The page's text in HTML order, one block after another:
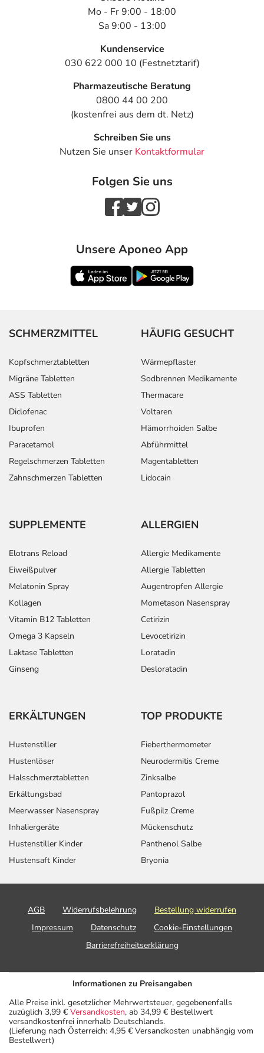
Mo - Fr 9:00 - 18:00
Sa 9:00 - 13:00
Kundenservice
030 622 000 10 (Festnetztarif)
Pharmazeutische Beratung
0800 44 00 200
(kostenfrei aus dem dt. Netz)
Schreiben Sie uns
Nutzen Sie unser Kontaktformular
Folgen Sie uns
Unsere Aponeo App
SCHMERZMITTEL
Kopfschmerztabletten
Migräne Tabletten
ASS Tabletten
Diclofenac
Ibuprofen
Paracetamol
Regelschmerzen Tabletten
Zahnschmerzen Tabletten
HÄUFIG GESUCHT
Wärmepflaster
Sodbrennen Medikamente
Thermacare
Voltaren
Hämorrhoiden Salbe
Abführmittel
Magentabletten
Lidocain
SUPPLEMENTE
Elotrans Reload
Eiweißpulver
Melatonin Spray
Kollagen
Vitamin B12 Tabletten
Omega 3 Kapseln
Laktase Tabletten
Ginseng
ALLERGIEN
Allergie Medikamente
Allergie Tabletten
Augentropfen Allergie
Mometason Nasenspray
Cetirizin
Levocetirizin
Loratadin
Desloratadin
ERKÄLTUNGEN
Hustenstiller
Hustenlöser
Halsschmerztabletten
Erkältungsbad
Meerwasser Nasenspray
Inhaliergeräte
Hustenstiller Kinder
Hustensaft Kinder
TOP PRODUKTE
Fieberthermometer
Neurodermitis Creme
Zinksalbe
Pantoprazol
Fußpilz Creme
Mückenschutz
Panthenol Salbe
Bryonia
AGB Widerrufsbelehrung
Bestellung widerrufen
Impressum
Datenschutz
Cookie-Einstellungen
Barrierefreiheitserklärung
Informationen zu Preisangaben
Alle Preise inkl. gesetzlicher Mehrwertsteuer, gegebenenfalls
zuzüglich 3,99 € Versandkosten, ab 34,99 € Bestellwert
versandkostenfrei innerhalb Deutschlands.
(Lieferung nach Österreich: 4,95 € Versandkosten unabhängig vom
Bestellwert)